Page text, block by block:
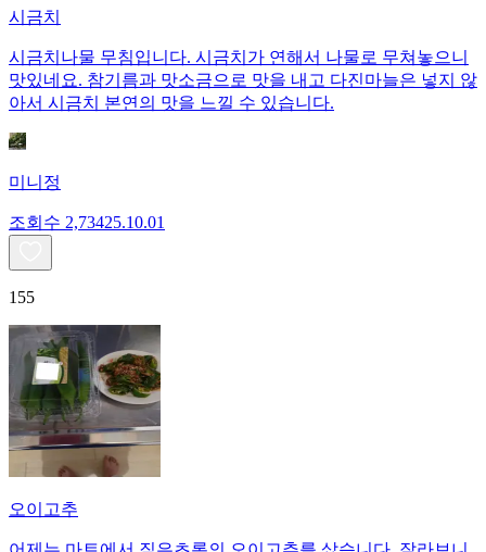
시금치
시금치나물 무침입니다. 시금치가 연해서 나물로 무쳐놓으니
맛있네요. 참기름과 맛소금으로 맛을 내고 다진마늘은 넣지 않
아서 시금치 본연의 맛을 느낄 수 있습니다.
미니정
조회수 2,73425.10.01
155
오이고추